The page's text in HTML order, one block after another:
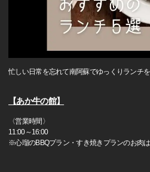
忙しい日常を忘れて南阿蘇でゆっくりランチを
【あか牛の館】
〈営業時間〉
11:00～16:00
※心瑠のBBQプラン・すき焼きプランのお肉